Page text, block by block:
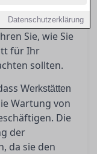
Datenschutzerklärung
Die
der
Sie, wie Sie
für Ihr
sollten.
Werkstätten
Wartung von
Die
der
da sie den